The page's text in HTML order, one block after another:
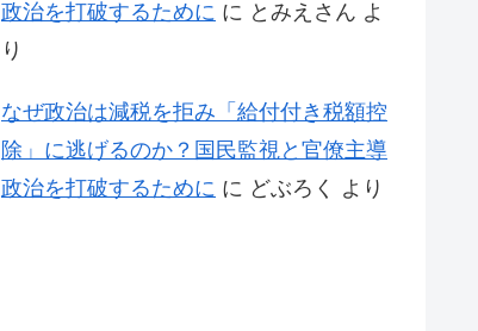
政治を打破するために に とみえさん よ
り
なぜ政治は減税を拒み「給付付き税額控
除」に逃げるのか？国民監視と官僚主導
政治を打破するために に どぶろく より